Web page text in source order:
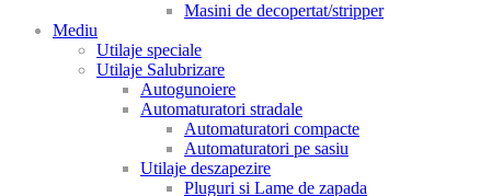
Masini de decopertat/stripper
Mediu
Utilaje speciale
Utilaje Salubrizare
Autogunoiere
Automaturatori stradale
Automaturatori compacte
Automaturatori pe sasiu
Utilaje deszapezire
Pluguri si Lame de zapada